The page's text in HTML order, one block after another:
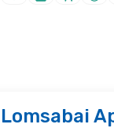
Lomsabai